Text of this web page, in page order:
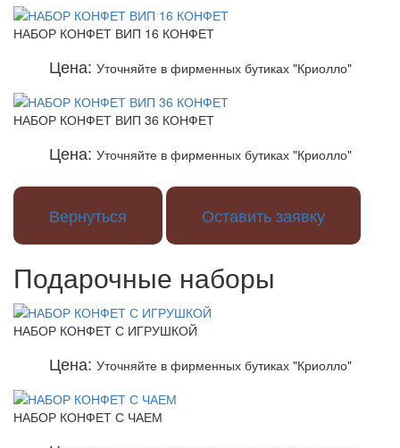
НАБОР КОНФЕТ ВИП 16 КОНФЕТ
Цена: Уточняйте в фирменных бутиках "Криолло"
НАБОР КОНФЕТ ВИП 36 КОНФЕТ
Цена: Уточняйте в фирменных бутиках "Криолло"
Вернуться Оставить заявку
Подарочные наборы
НАБОР КОНФЕТ С ИГРУШКОЙ
Цена: Уточняйте в фирменных бутиках "Криолло"
НАБОР КОНФЕТ С ЧАЕМ